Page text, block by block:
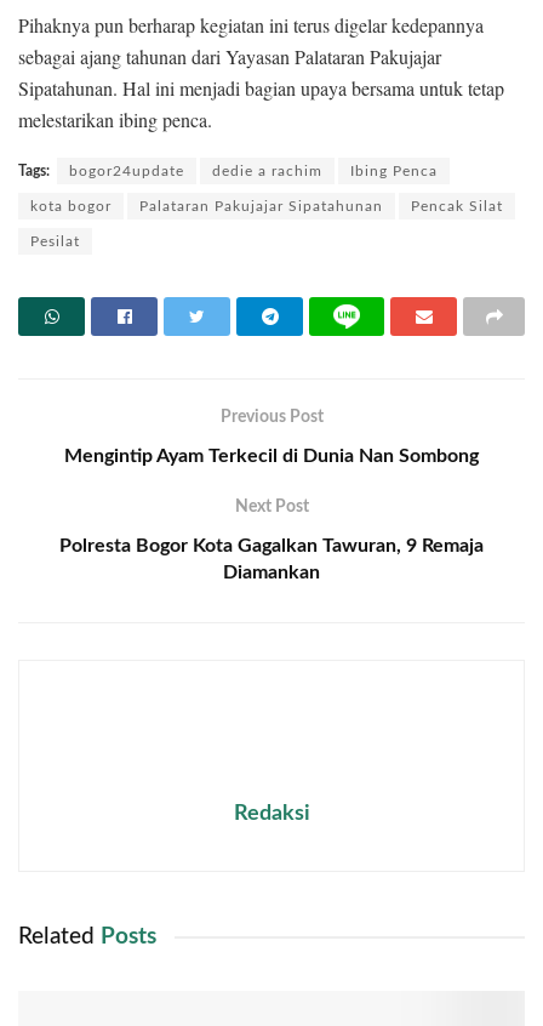
Pihaknya pun berharap kegiatan ini terus digelar kedepannya
sebagai ajang tahunan dari Yayasan Palataran Pakujajar
Sipatahunan. Hal ini menjadi bagian upaya bersama untuk tetap
melestarikan ibing penca.
Tags: bogor24update dedie a rachim Ibing Penca
kota bogor Palataran Pakujajar Sipatahunan Pencak Silat
Pesilat
Previous Post
Mengintip Ayam Terkecil di Dunia Nan Sombong
Next Post
Polresta Bogor Kota Gagalkan Tawuran, 9 Remaja
Diamankan
Redaksi
Related Posts